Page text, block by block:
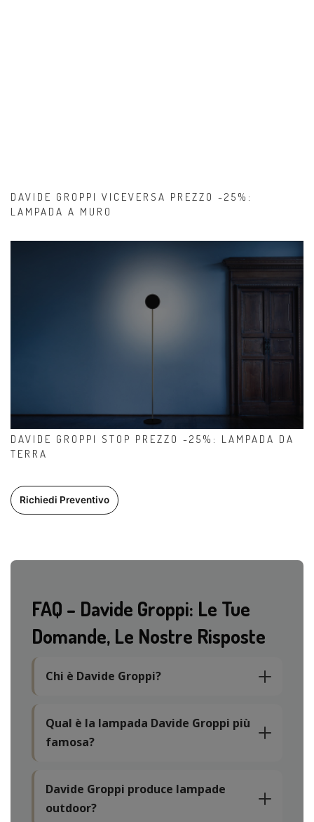
DAVIDE GROPPI VICEVERSA PREZZO -25%:
LAMPADA A MURO
DAVIDE GROPPI STOP PREZZO -25%: LAMPADA DA
TERRA
Richiedi Preventivo
FAQ – Davide Groppi: Le Tue
Domande, Le Nostre Risposte
Chi è Davide Groppi?
Qual è la lampada Davide Groppi più
famosa?
Davide Groppi produce lampade
outdoor?